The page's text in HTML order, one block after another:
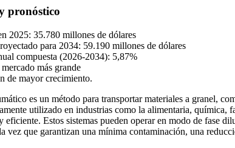
pronóstico
2025: 35.780 millones de dólares
para 2034: 59.190 millones de dólares
compuesta (2026-2034): 5,87%
más grande
de mayor crecimiento.
es un método para transportar materiales a granel,
utilizado en industrias como la alimentaria, química,
eficiente. Estos sistemas pueden operar en modo de fase
vez que garantizan una mínima contaminación, una